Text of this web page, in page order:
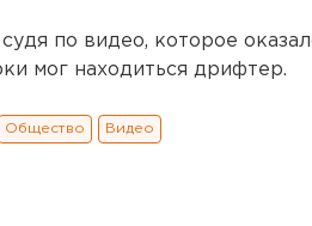
по видео, которое
мог находиться дрифтер.
Общество Видео